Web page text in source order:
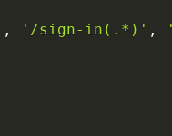
, '/sign-in(.*)' ,